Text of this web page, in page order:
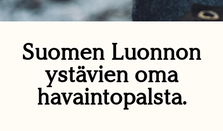
Suomen Luonnon
ystävien oma
havaintopalsta.